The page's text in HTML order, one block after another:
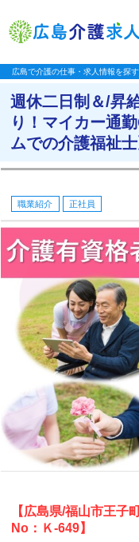
広島で介護の仕事・求人情報を探
週休二日制＆/昇
り！マイカー通
ムでの介護福祉
職業紹介 正社員
【広島県/福山市王子
No：Ｋ-649】